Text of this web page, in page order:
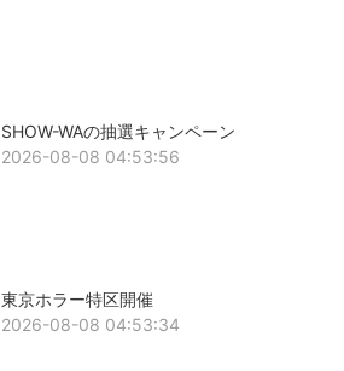
SHOW-WAの抽選キャンペーン
2026-08-08 04:53:56
東京ホラー特区開催
2026-08-08 04:53:34